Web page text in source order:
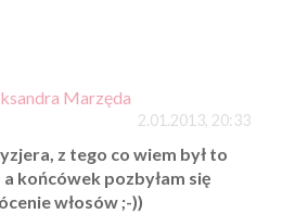
Marzęda
2.01.2013, 20:33
z tego co wiem był to
końcówek pozbyłam się
włosów ;-))